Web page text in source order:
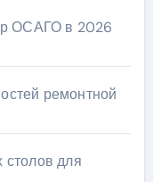
ОСАГО в 2026
ремонтной
столов для